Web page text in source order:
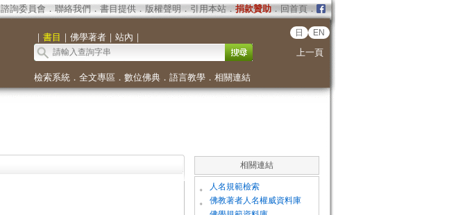
諮詢委員會． 聯絡我們 ． 書目提供． 版權聲明 ． 引用本站． 捐款贊助．回首頁．
｜ 書目 ｜ 佛學著者｜ 站內 ｜ 日 EN
上一頁
檢索系統． 全文專區 ． 數位佛典． 語言教學． 相關連結
相關連結
。 人名規範檢索
。 佛教著者人名權威資料庫